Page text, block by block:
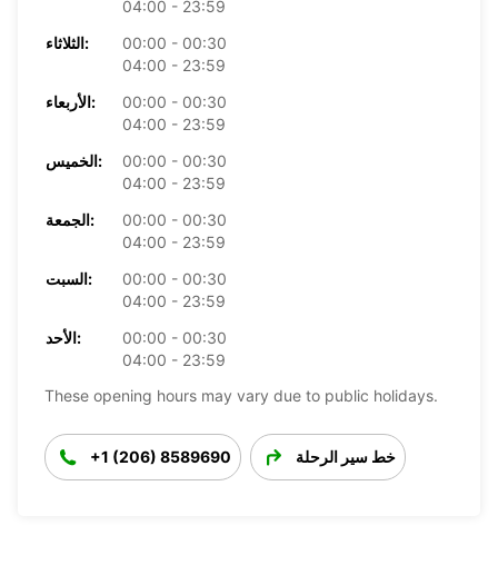
04:00 - 23:59
الثلاثاء:
00:00 - 00:30
04:00 - 23:59
الأربعاء:
00:00 - 00:30
04:00 - 23:59
الخميس:
00:00 - 00:30
04:00 - 23:59
الجمعة:
00:00 - 00:30
04:00 - 23:59
السبت:
00:00 - 00:30
04:00 - 23:59
الأحد:
00:00 - 00:30
04:00 - 23:59
These opening hours may vary due to public holidays.
+1 (206) 8589690 خط سير الرحلة